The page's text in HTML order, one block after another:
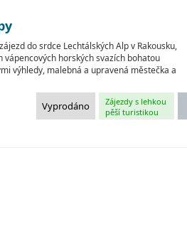
do srdce Lechtálských Alp v Rakousku,
horských svazích bohatou
výhledy, malebná a upravená městečka a
Zájezdy s lehkou
pěší turistikou
Vyprodáno